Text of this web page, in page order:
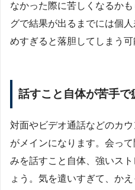
なかった際に苦しくなるか
グで結果が出るまでには個
めすぎると落胆してしまう可
話すこと自体が苦手で
対面やビデオ通話などのカ
がメインになります。会っ
みを話すこと自体、強いス
ょう。気を遣いすぎて、か